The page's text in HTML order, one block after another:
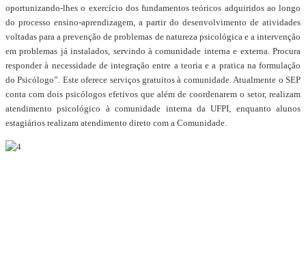
oportunizando-lhes o exercício dos fundamentos teóricos adquiridos ao longo
do processo ensino-aprendizagem, a partir do desenvolvimento de atividades
voltadas para a prevenção de problemas de natureza psicológica e a intervenção
em problemas já instalados, servindo à comunidade interna e externa. Procura
responder à necessidade de integração entre a teoria e a pratica na formulação
do Psicólogo”. Este oferece serviços gratuitos à comunidade. Atualmente o SEP
conta com dois psicólogos efetivos que além de coordenarem o setor, realizam
atendimento psicológico à comunidade interna da UFPI, enquanto alunos
estagiários realizam atendimento direto com a Comunidade.